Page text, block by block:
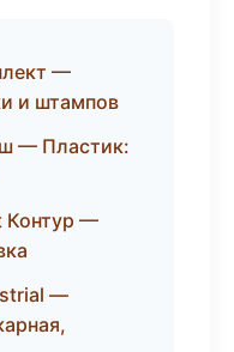
—
и штампов
— Пластик:
Контур —
—